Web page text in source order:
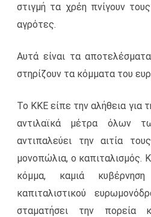
στιγμή τα χρέη πνίγουν
αγρότες.
Αυτά είναι τα
στηρίζουν τα κόμματα του
Το ΚΚΕ είπε την αλήθεια για
αντιλαϊκά μέτρα όλων
αντιπαλεύει την αιτία
μονοπώλια, ο καπιταλισμός.
κόμμα, καμιά
καπιταλιστικού
σταματήσει την πορεία